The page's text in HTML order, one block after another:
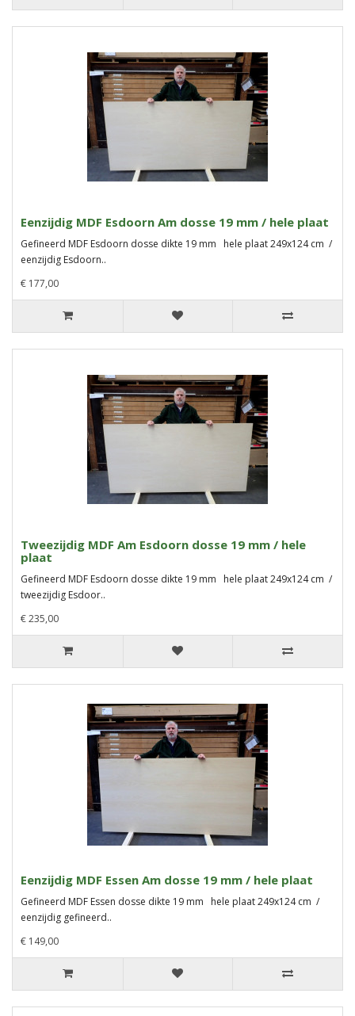
Eenzijdig MDF Esdoorn Am dosse 19 mm / hele plaat
Gefineerd MDF Esdoorn dosse dikte 19 mm hele plaat 249x124 cm /
eenzijdig Esdoorn..
€ 177,00
Tweezijdig MDF Am Esdoorn dosse 19 mm / hele
plaat
Gefineerd MDF Esdoorn dosse dikte 19 mm hele plaat 249x124 cm /
tweezijdig Esdoor..
€ 235,00
Eenzijdig MDF Essen Am dosse 19 mm / hele plaat
Gefineerd MDF Essen dosse dikte 19 mm hele plaat 249x124 cm /
eenzijdig gefineerd..
€ 149,00